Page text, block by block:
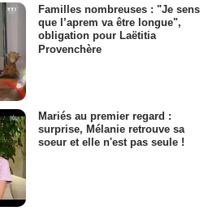
Familles nombreuses : "Je sens
que l’aprem va être longue",
obligation pour Laëtitia
Provenchère
Mariés au premier regard :
surprise, Mélanie retrouve sa
soeur et elle n'est pas seule !